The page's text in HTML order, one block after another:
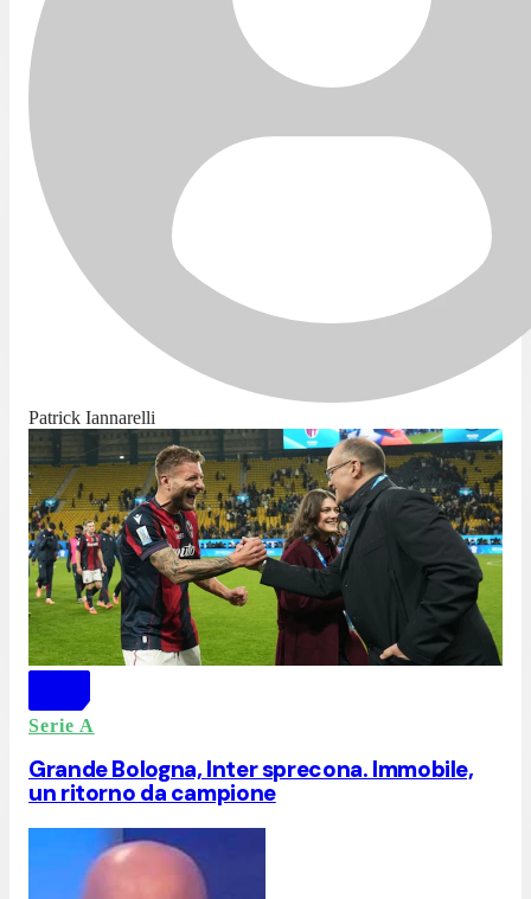
Patrick Iannarelli
Serie A
Grande Bologna, Inter sprecona. Immobile,
un ritorno da campione